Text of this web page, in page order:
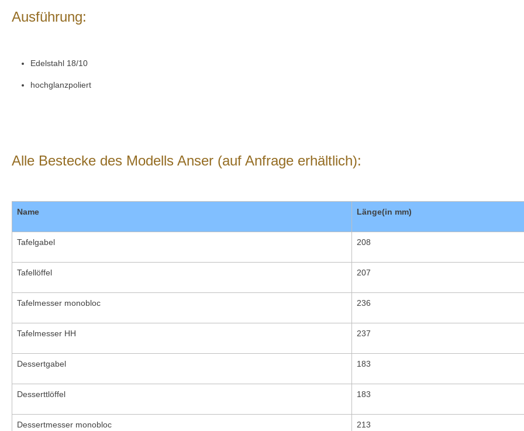
Ausführung:
Edelstahl 18/10
hochglanzpoliert
Alle Bestecke des Modells Anser (auf Anfrage erhältlich):
Name Länge(in mm)
Tafelgabel 208
Tafellöffel 207
Tafelmesser monobloc 236
Tafelmesser HH 237
Dessertgabel 183
Desserttlöffel 183
Dessertmesser monobloc 213